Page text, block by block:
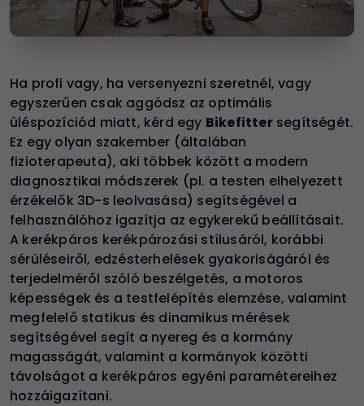
Ha profi vagy, ha versenyezni szeretnél, vagy
egyszerűen csak aggódsz az optimális
üléspozíciód miatt, kérd egy Bikefittersegítségét.
Ez egy olyan szakember (általában
fizioterapeuta), aki többek között a modern
diagnosztikai módszerek (pl. a testen elhelyezett
érzékelők 3D-s leolvasása) segítségével a
felhasználóhoz igazítja az egykerekű beállításait.
A kerékpáros kerékpározási stílusáról, korábbi
sérüléseiről, edzésterhelések gyakoriságáról és
terjedelméről szóló beszélgetés, a motoros
képességek és a testfelépítés elemzése, valamint
megfelelő statikus és dinamikus mérések
segítségével segít a nyereg és a kormány
magasságát, valamint a kormányok közötti
távolságot a kerékpáros egyéni paramétereihez
hozzáigazítani.